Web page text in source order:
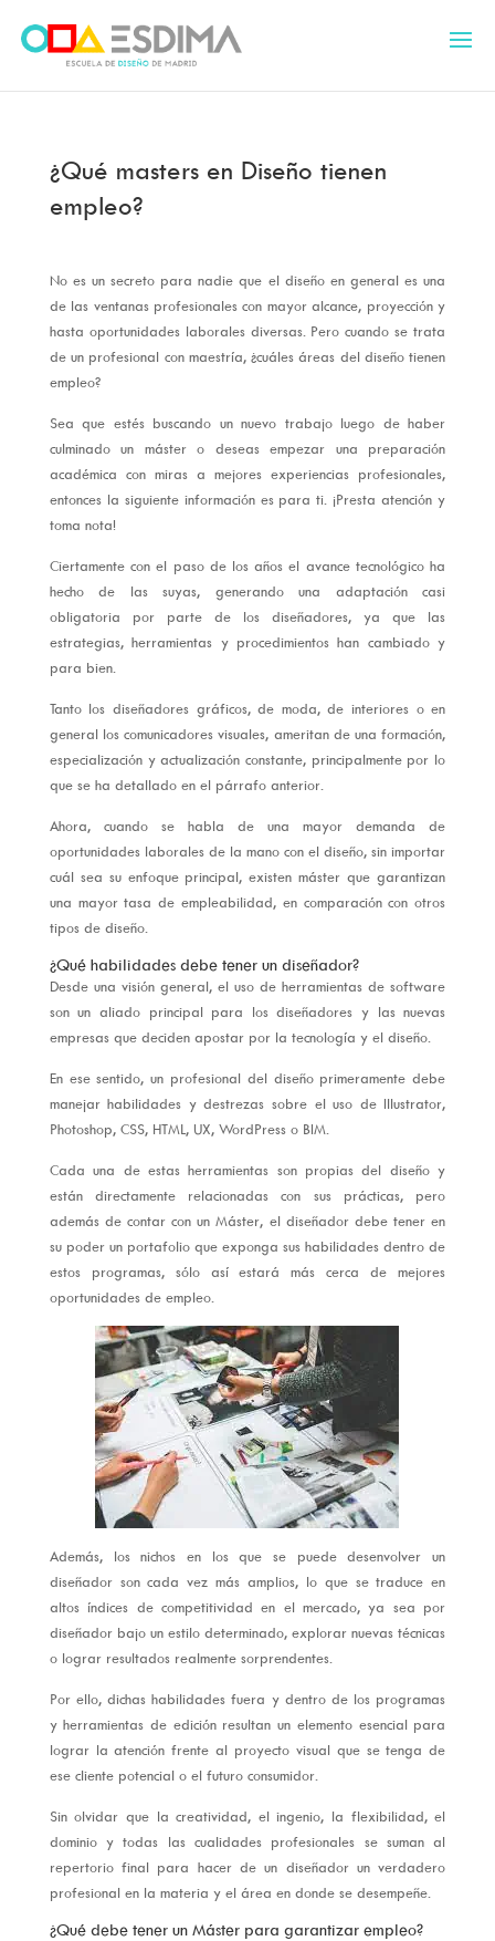
¿Qué masters en Diseño tienen
empleo?
No es un secreto para nadie que el diseño en general es una
de las ventanas profesionales con mayor alcance, proyección y
hasta oportunidades laborales diversas. Pero cuando se trata
de un profesional con maestría, ¿cuáles áreas del diseño tienen
empleo?
Sea que estés buscando un nuevo trabajo luego de haber
culminado un máster o deseas empezar una preparación
académica con miras a mejores experiencias profesionales,
entonces la siguiente información es para ti. ¡Presta atención y
toma nota!
Ciertamente con el paso de los años el avance tecnológico ha
hecho de las suyas, generando una adaptación casi
obligatoria por parte de los diseñadores, ya que las
estrategias, herramientas y procedimientos han cambiado y
para bien.
Tanto los diseñadores gráficos, de moda, de interiores o en
general los comunicadores visuales, ameritan de una formación,
especialización y actualización constante, principalmente por lo
que se ha detallado en el párrafo anterior.
Ahora, cuando se habla de una mayor demanda de
oportunidades laborales de la mano con el diseño, sin importar
cuál sea su enfoque principal, existen máster que garantizan
una mayor tasa de empleabilidad, en comparación con otros
tipos de diseño.
¿Qué habilidades debe tener un diseñador?
Desde una visión general, el uso de herramientas de software
son un aliado principal para los diseñadores y las nuevas
empresas que deciden apostar por la tecnología y el diseño.
En ese sentido, un profesional del diseño primeramente debe
manejar habilidades y destrezas sobre el uso de Illustrator,
Photoshop, CSS, HTML, UX, WordPress o BIM.
Cada una de estas herramientas son propias del diseño y
están directamente relacionadas con sus prácticas, pero
además de contar con un Máster, el diseñador debe tener en
su poder un portafolio que exponga sus habilidades dentro de
estos programas, sólo así estará más cerca de mejores
oportunidades de empleo.
Además, los nichos en los que se puede desenvolver un
diseñador son cada vez más amplios, lo que se traduce en
altos índices de competitividad en el mercado, ya sea por
diseñador bajo un estilo determinado, explorar nuevas técnicas
o lograr resultados realmente sorprendentes.
Por ello, dichas habilidades fuera y dentro de los programas
y herramientas de edición resultan un elemento esencial para
lograr la atención frente al proyecto visual que se tenga de
ese cliente potencial o el futuro consumidor.
Sin olvidar que la creatividad, el ingenio, la flexibilidad, el
dominio y todas las cualidades profesionales se suman al
repertorio final para hacer de un diseñador un verdadero
profesional en la materia y el área en donde se desempeñe.
¿Qué debe tener un Máster para garantizar empleo?